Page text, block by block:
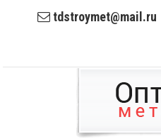
tdstroymet@mail.ru